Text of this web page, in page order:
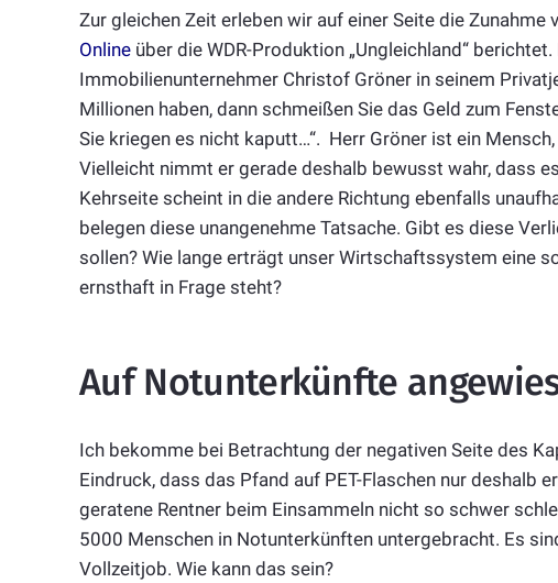
Zur gleichen Zeit erleben wir auf einer Seite die Zunahme
Online über die WDR-Produktion „Ungleichland“
Immobilienunternehmer Christof Gröner in seinem
Millionen haben, dann schmeißen Sie das Geld zum
Sie kriegen es nicht kaputt…“. Herr Gröner ist ein
Vielleicht nimmt er gerade deshalb bewusst wahr, dass
Kehrseite scheint in die andere Richtung ebenfalls
belegen diese unangenehme Tatsache. Gibt es diese
sollen? Wie lange erträgt unser Wirtschaftssystem eine
ernsthaft in Frage steht?
Auf Notunterkünfte
Ich bekomme bei Betrachtung der negativen Seite des
Eindruck, dass das Pfand auf PET-Flaschen nur deshalb
geratene Rentner beim Einsammeln nicht so schwer
5000 Menschen in Notunterkünften untergebracht. Es
Vollzeitjob. Wie kann das sein?